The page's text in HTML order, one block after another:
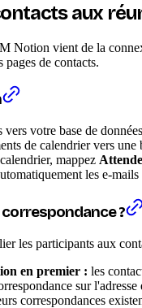
aux
Notion vient de la
de contacts.
vers votre base de
de calendrier vers
mappez
les e-
?
les participants aux
en premier : les
sur
correspondances